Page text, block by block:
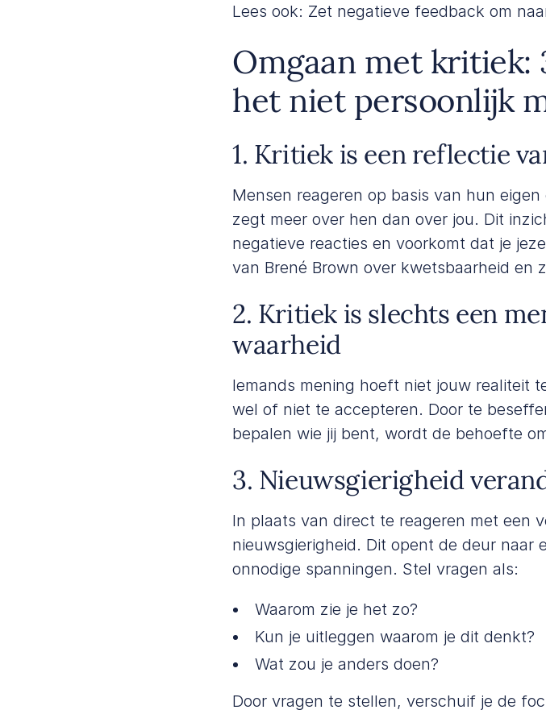
Lees ook: Zet negatieve feedback om
Omgaan met kritiek:
het niet persoonlijk
1. Kritiek is een reflectie
Mensen reageren op basis van hun
zegt meer over hen dan over jou. Dit
negatieve reacties en voorkomt dat je
van Brené Brown over kwetsbaarheid en
2. Kritiek is slechts een
waarheid
Iemands mening hoeft niet jouw realiteit
wel of niet te accepteren. Door te
bepalen wie jij bent, wordt de behoefte
3. Nieuwsgierigheid
In plaats van direct te reageren met een
nieuwsgierigheid. Dit opent de deur
onnodige spanningen. Stel vragen als:
Waarom zie je het zo?
Kun je uitleggen waarom je dit denkt?
Wat zou je anders doen?
Door vragen te stellen, verschuif je de